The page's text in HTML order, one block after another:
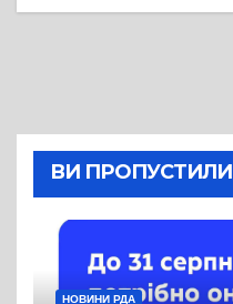
ВИ ПРОПУСТИЛИ
НОВИНИ РДА